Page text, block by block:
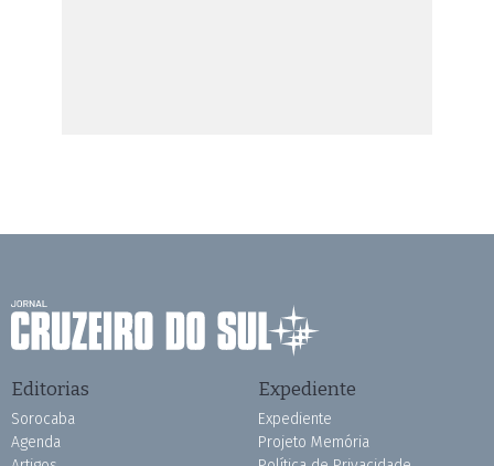
Editorias
Sorocaba
Agenda
Expediente
Expediente
Projeto Memória